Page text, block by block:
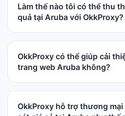
Làm thế nào tôi có thể thu
quả tại Aruba với OkkProxy?
OkkProxy có thể giúp cải
trang web Aruba không?
OkkProxy hỗ trợ thương